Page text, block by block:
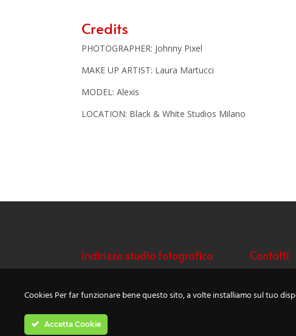
Credits
PHOTOGRAPHER: Johnny Pixel
MAKE UP ARTIST: Laura Martucci
MODEL: Alexis
LOCATION: Black & White Studios Milano
Indirizzo studio fotografico Contatti
Cookies Per far funzionare bene questo sito, a volte installiamo sul tuo
Accetta Cookie